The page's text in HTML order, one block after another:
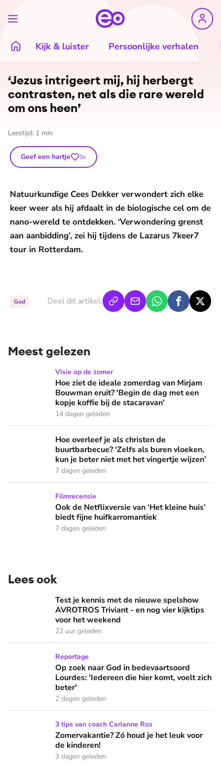
Kijk & luister Persoonlijke verhalen
‘Jezus intrigeert mij, hij herbergt
contrasten, net als die rare wereld
om ons heen’
Leestijd: 1 min
Geef een hartje 0x
Natuurkundige Cees Dekker verwondert zich elke
keer weer als hij afdaalt in de biologische cel om de
nano-wereld te ontdekken. ‘Verwondering grenst
aan aanbidding’, zei hij tijdens de Lazarus 7keer7
tour in Rotterdam.
God Deel dit artikel:
Meest gelezen
Hoe ziet de ideale zomerdag van Mirjam Bouwman eruit?
Visie op de zomer
Hoe ziet de ideale zomerdag van Mirjam
Bouwman eruit? 'Begin de dag met een
kopje koffie bij de stacaravan'
14 dagen geleden
Hoe overleef je als christen de buurtbarbecue? ‘Zelfs als
Hoe overleef je als christen de
buurtbarbecue? ‘Zelfs als buren vloeken,
kun je beter niet met het vingertje wijzen’
7 dagen geleden
Ook de Netflixversie van ‘Het kleine huis’ biedt fijne
Filmrecensie
Ook de Netflixversie van ‘Het kleine huis’
biedt fijne huifkarromantiek
7 dagen geleden
Lees ook
Test je kennis met de nieuwe spelshow AVROTROS
Test je kennis met de nieuwe spelshow
AVROTROS Triviant - en nog vier kijktips
voor het weekend
22 uur geleden
Op zoek naar God in bedevaartsoord Lourdes: 'Iedereen
Reportage
Op zoek naar God in bedevaartsoord
Lourdes: 'Iedereen die hier komt, voelt zich
beter'
2 dagen geleden
Zomervakantie? Zó houd je het leuk voor de kinderen!
3 tips van coach Carianne Ros
Zomervakantie? Zó houd je het leuk voor
de kinderen!
3 dagen geleden